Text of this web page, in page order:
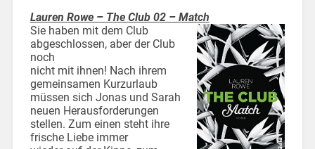
Lauren Rowe – The Club 02 – Match
Sie haben mit dem Club
abgeschlossen, aber der Club
noch
nicht mit ihnen! Nach ihrem
gemeinsamen Kurzurlaub
müssen sich Jonas und Sarah
neuen Herausforderungen
stellen. Zum einen steht ihre
frische Liebe immer